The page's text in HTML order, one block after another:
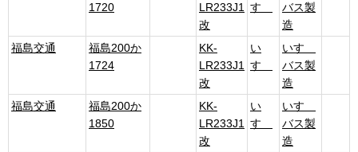
1720
LR233J1
改
すゞ
バス製
造
福島交通
福島200か
1724
KK-
LR233J1
改
い
すゞ
いすゞ
バス製
造
福島交通
福島200か
1850
KK-
LR233J1
改
い
すゞ
いすゞ
バス製
造